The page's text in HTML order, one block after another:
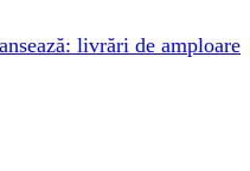
livrări de amploare